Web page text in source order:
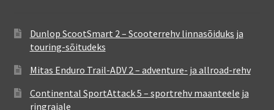
Dunlop ScootSmart 2 – Scooterrehv linnasõiduks ja
touring-sõitudeks
Mitas Enduro Trail-ADV 2 – adventure- ja allroad-rehv
Continental SportAttack 5 – sportrehv maanteele ja
ringrajale